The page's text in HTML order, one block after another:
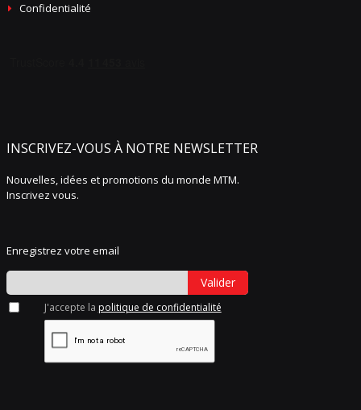
Confidentialité
INSCRIVEZ-VOUS À NOTRE NEWSLETTER
Nouvelles, idées et promotions du monde MTM.
Inscrivez vous.
Enregistrez votre email
Valider
J'accepte la politique de confidentialité